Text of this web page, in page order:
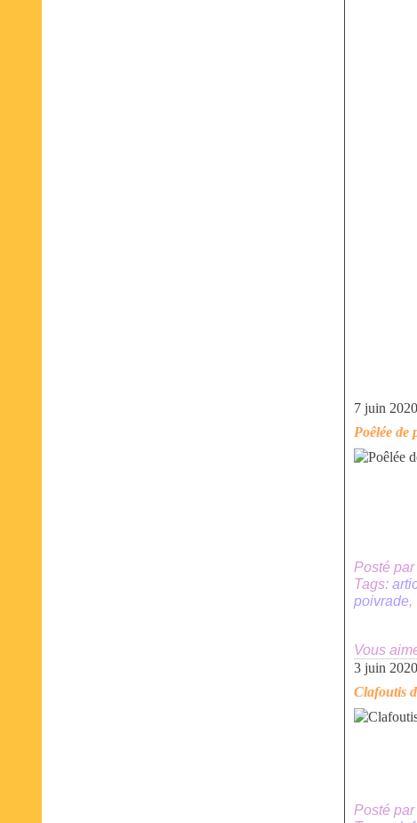
7 juin 2020
Poêlée de
Posté
Tags:
poivrade,
Vous
3 juin 2020
Clafoutis
Posté